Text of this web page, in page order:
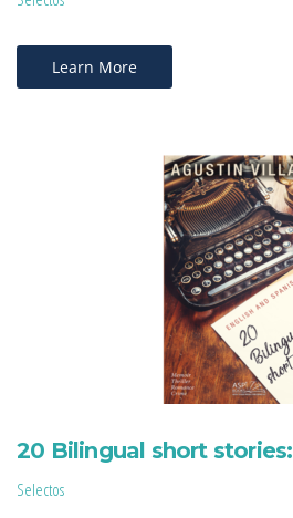
Learn More
20 Bilingual short stories:
Selectos